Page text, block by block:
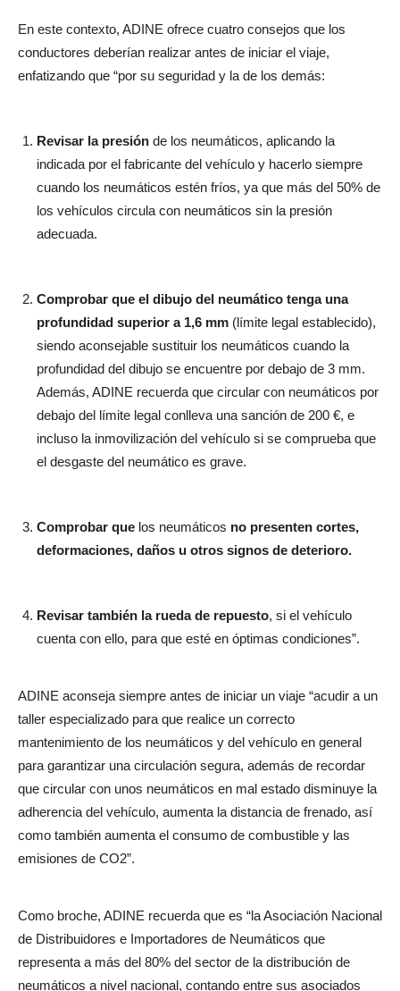
En este contexto, ADINE ofrece cuatro consejos que los
conductores deberían realizar antes de iniciar el viaje,
enfatizando que “por su seguridad y la de los demás:
Revisar la presión de los neumáticos, aplicando la
indicada por el fabricante del vehículo y hacerlo siempre
cuando los neumáticos estén fríos, ya que más del 50% de
los vehículos circula con neumáticos sin la presión
adecuada.
Comprobar que el dibujo del neumático tenga una
profundidad superior a 1,6 mm (límite legal establecido),
siendo aconsejable sustituir los neumáticos cuando la
profundidad del dibujo se encuentre por debajo de 3 mm.
Además, ADINE recuerda que circular con neumáticos por
debajo del límite legal conlleva una sanción de 200 €, e
incluso la inmovilización del vehículo si se comprueba que
el desgaste del neumático es grave.
Comprobar que los neumáticos no presenten cortes,
deformaciones, daños u otros signos de deterioro.
Revisar también la rueda de repuesto, si el vehículo
cuenta con ello, para que esté en óptimas condiciones”.
ADINE aconseja siempre antes de iniciar un viaje “acudir a un
taller especializado para que realice un correcto
mantenimiento de los neumáticos y del vehículo en general
para garantizar una circulación segura, además de recordar
que circular con unos neumáticos en mal estado disminuye la
adherencia del vehículo, aumenta la distancia de frenado, así
como también aumenta el consumo de combustible y las
emisiones de CO2”.
Como broche, ADINE recuerda que es “la Asociación Nacional
de Distribuidores e Importadores de Neumáticos que
representa a más del 80% del sector de la distribución de
neumáticos a nivel nacional, contando entre sus asociados